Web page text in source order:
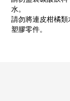
水。
請勿將連皮柑橘
塑膠零件。